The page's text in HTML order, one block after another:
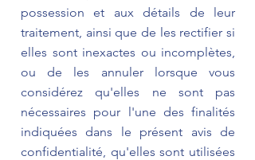
possession et aux détails de leur
traitement, ainsi que de les rectifier si
elles sont inexactes ou incomplètes,
ou de les annuler lorsque vous
considérez qu'elles ne sont pas
nécessaires pour l'une des finalités
indiquées dans le présent avis de
confidentialité, qu'elles sont utilisées